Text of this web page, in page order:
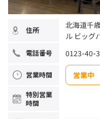
住所
北海道千
ル ビッグ
電話番号 0123-40-
営業時間 営業中
特別営業
時間